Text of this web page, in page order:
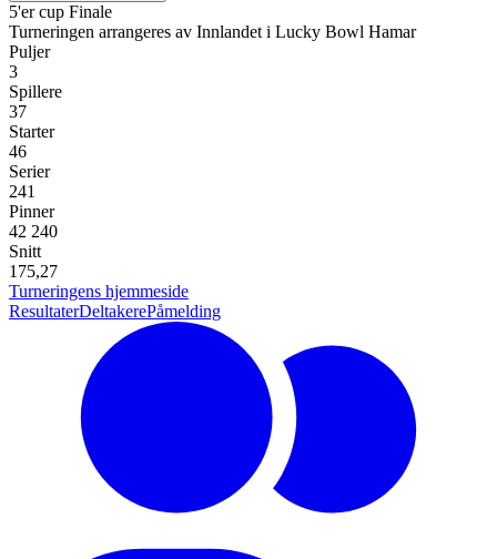
5'er cup Finale
Turneringen arrangeres av Innlandet i Lucky Bowl Hamar
Puljer
3
Spillere
37
Starter
46
Serier
241
Pinner
42 240
Snitt
175,27
Turneringens hjemmeside
ResultaterDeltakerePåmelding